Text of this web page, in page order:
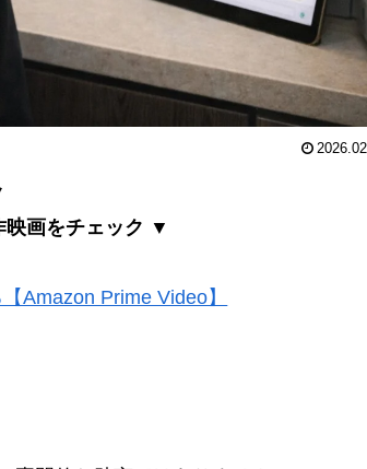
映画をチェック ▼
Amazon Prime Video】